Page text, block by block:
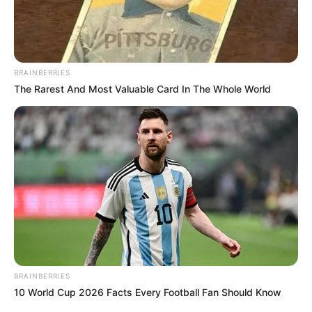
Das Freibad von Schwarzburg (Erreichbar über den
Wanderparkplatz in Richtung Sitzendorf) als Markierung
Parkplätzenauf dem Stadtplan bzw. der
Landkarte von OpenStreetMap:
Lageplan als größere Karte zeigen.
BRAINBERRIES
The Rarest And Most Valuable Card In The Whole World
BRAINBERRIES
10 World Cup 2026 Facts Every Football Fan Should Know